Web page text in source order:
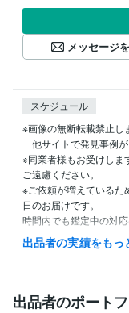
メッセージ
スケジュール
※画像の無断転載禁止し
他サイトで発見事例が
※同業者様もお受けしま
ご遠慮ください。
※ご依頼が増えているた
日のお届けです。
時間内でも鑑定中の対
鑑定、と捉えてくださ
オーダーメニューをご
出品者の実績をもっ
出品者のポート